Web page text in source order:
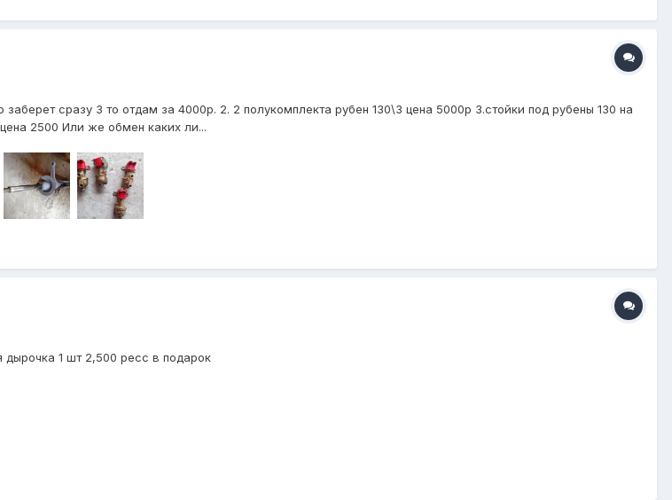
сразу 3 то отдам за 4000р. 2. 2 полукомплекта рубен 130\3 цена 5000р 3.стойки под рубены 130 на
2500 Или же обмен каких ли...
1 шт 2,500 ресс в подарок